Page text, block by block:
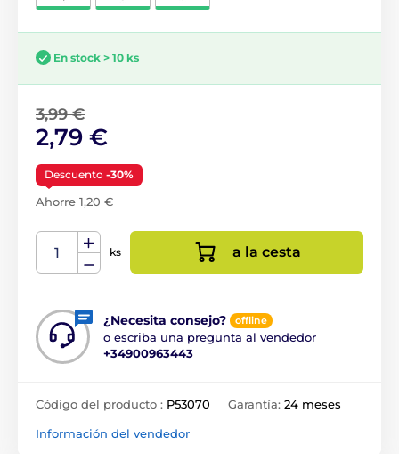
En stock > 10 ks
3,99 €
2,79 €
Descuento -30%
Ahorre 1,20 €
ks a la cesta
¿Necesita consejo? offline
o escriba una pregunta al vendedor
+34900963443
Código del producto : P53070 Garantía: 24 meses
Información del vendedor